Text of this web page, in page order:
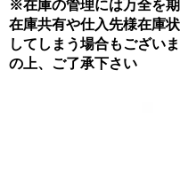
※在庫の管理には万全を
在庫共有や仕入先様在庫
してしまう場合もござい
の上、ご了承下さい